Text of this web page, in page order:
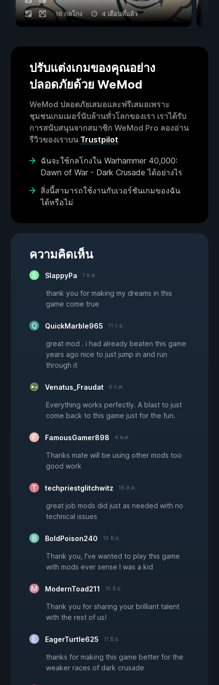
16 กลโกง 4 เดือนที่แล้ว
ปรับแต่งเกมของคุณอย่าง
ปลอดภัยด้วย WeMod
WeMod ปลอดภัยเสมอและฟรีเสมอเพราะ
ชุมชนเกมเมอร์นับล้านทั่วโลกของเรา เราได้รับ
การสนับสนุนจากสมาชิก WeMod Pro ลองอ่าน
รีวิวของเราบน Trustpilot
ฉันจะใช้กลโกงใน Warhammer 40,000:
Dawn of War - Dark Crusade ได้อย่างไร
สิ่งนี้สามารถใช้งานกับเวอร์ชันเกมของฉัน
ได้หรือไม่
ความคิดเห็น
SlappyPa 7 ธ.ค.
thank you for making my dreams in this
game come true
QuickMarble965 11 ก.ย.
great mod . i had already beaten this game
years ago nice to just jump in and run
through it
Venatus_Fraudat 6 ก.ค.
Everything works perfectly. A blast to just
come back to this game just for the fun.
FamousGamer898 4 พ.ค.
Thanks mate will be using other mods too
good work
techpriestglitchwitz 16 ส.ค.
great job mods did just as needed with no
technical issues
BoldPoison240 16 มิ.ย.
Thank you, I've wanted to play this game
with mods ever sense I was a kid
ModernToad211 15 มิ.ย.
Thank you for sharing your brilliant talent
with the rest of us!
EagerTurtle625 11 มิ.ย.
thanks for making this game better for the
weaker races of dark crusade